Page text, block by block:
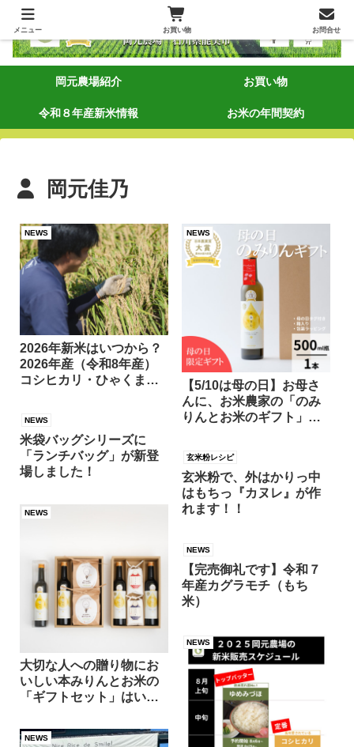
岡元農場紹介 お買い物
令和８年産新米情報 お米の年間契約
岡元佳乃
NEWS
2026年新米はいつから？
2026年産（令和8年産）
コシヒカリ・ひゃくまん
NEWS
【5/10は母の日】お母さ
んに、お米農家の「のみ
りんとお米のギフト」を
NEWS
米袋バッグシリーズに
「ランチバッグ」が新登
場しました！
玄米粉レシピ
玄米粉で、外はかりっ中
はもちっ『カヌレ』が作
れます！！
NEWS
大切な人への贈り物にお
いしい本みりんとお米の
「ギフトセット」はいか
NEWS
【完売御礼です】令和７
年産カグラモチ（もち
米）
NEWS
NEWS
メニュー お買い物 お問合せ